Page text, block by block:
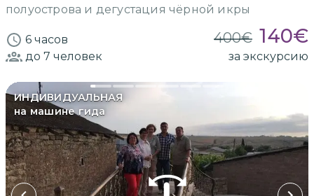
полуострова и дегустация чёрной икры
6 часов 400€ 140€
до 7 человек за экскурсию
ИНДИВИДУАЛЬНАЯ
на машине гида